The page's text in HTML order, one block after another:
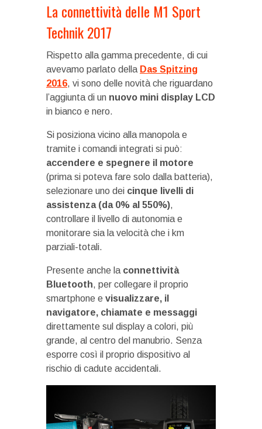
La connettività delle M1 Sport
Technik 2017
Rispetto alla gamma precedente, di cui
avevamo parlato della Das Spitzing
2016, vi sono delle novità che riguardano
l’aggiunta di un nuovo mini display LCD
in bianco e nero.
Si posiziona vicino alla manopola e
tramite i comandi integrati si può:
accendere e spegnere il motore
(prima si poteva fare solo dalla batteria),
selezionare uno dei cinque livelli di
assistenza (da 0% al 550%),
controllare il livello di autonomia e
monitorare sia la velocità che i km
parziali-totali.
Presente anche la connettività
Bluetooth, per collegare il proprio
smartphone e visualizzare, il
navigatore, chiamate e messaggi
direttamente sul display a colori, più
grande, al centro del manubrio. Senza
esporre così il proprio dispositivo al
rischio di cadute accidentali.